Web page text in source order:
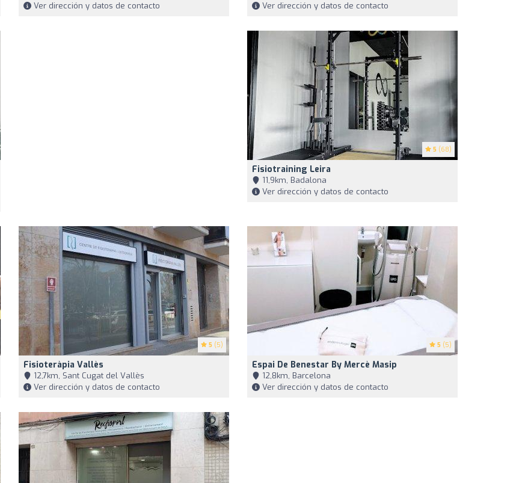
Ver dirección y datos de contacto
Ver dirección y datos de contacto
5 (68)
Fisiotraining Leira
11,9km, Badalona
Ver dirección y datos de contacto
5 (5)
Fisioteràpia Vallès
12,7km, Sant Cugat del Vallès
Ver dirección y datos de contacto
5 (5)
Espai De Benestar By Mercè Masip
12,8km, Barcelona
Ver dirección y datos de contacto